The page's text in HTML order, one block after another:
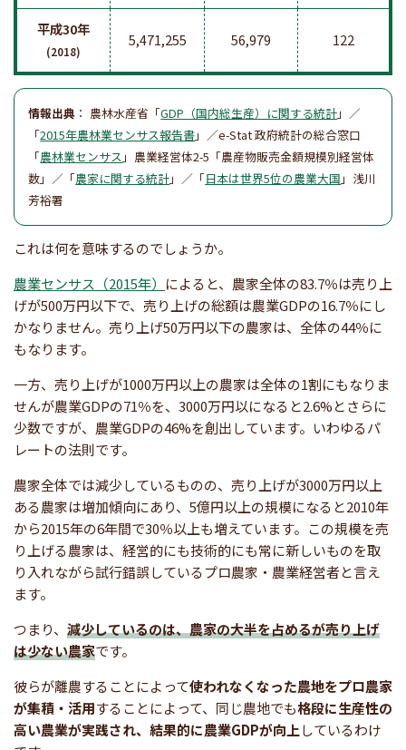
平成30年
(2018)
5,471,255 56,979 122
情報出典 ： 農林水産省「GDP（国内総生産）に関する統計」／
「2015年農林業センサス報告書」／e-Stat 政府統計の総合窓口
「農林業センサス 」農業経営体2-5「農産物販売金額規模別経営体
数」／「農家に関する統計」／「日本は世界5位の農業大国 」浅川
芳裕署
これは何を意味するのでしょうか。
農業センサス（2015年） によると、農家全体の83.7％は売り上
げが500万円以下で、売り上げの総額は農業GDPの16.7％にし
かなりません。売り上げ50万円以下の農家は、全体の44％に
もなります。
一方、売り上げが1000万円以上の農家は全体の1割にもなりま
せんが農業GDPの71％を、3000万円以になると2.6%とさらに
少数ですが、農業GDPの46%を創出しています。いわゆるパ
レートの法則です。
農家全体では減少しているものの、売り上げが3000万円以上
ある農家は増加傾向にあり、5億円以上の規模になると2010年
から2015年の6年間で30％以上も増えています。この規模を売
り上げる農家は、経営的にも技術的にも常に新しいものを取
り入れながら試行錯誤しているプロ農家・農業経営者と言え
ます。
つまり、 減少しているのは、農家の大半を占めるが売り上げ
は少ない農家です。
彼らが離農することによって使われなくなった農地をプロ農家
が集積・活用することによって、同じ農地でも格段に生産性の
高い農業が実践され、結果的に農業GDPが向上しているわけ